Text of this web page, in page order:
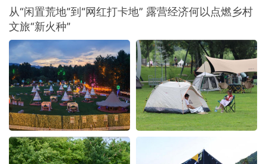
地道齐市烤肉，感受这座城市独有的市井韵味
与待客温情。
从“闲置荒地”到“网红打卡地” 露营经济何以点燃乡村
文旅“新火种”